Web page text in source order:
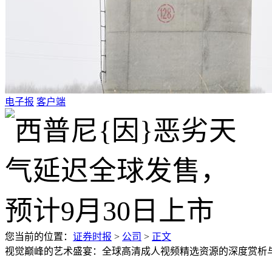
电子报 客户端
您当前的位置： 证券时报 > 公司 > 正文
视觉巅峰的艺术盛宴：全球高清成人视频精选资源的深度赏析